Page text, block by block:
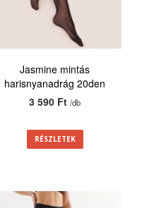
Jasmine mintás
harisnyanadrág 20den
3 590 Ft/db
RÉSZLETEK